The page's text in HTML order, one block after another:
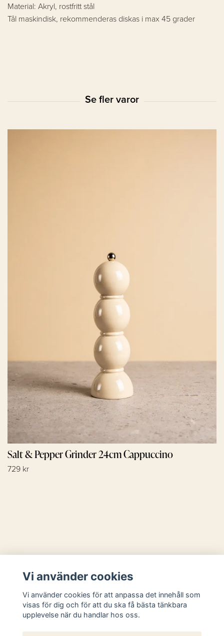
Material: Akryl, rostfritt stål
Tål maskindisk, rekommenderas diskas i max 45 grader
Salt & Pepper Grinder 24cm Cappuccino
729 kr
Sociala medier
Vi använder cookies
Vi använder cookies för att anpassa det innehåll som
visas för dig och för att du ska få bästa tänkbara
upplevelse när du handlar hos oss.